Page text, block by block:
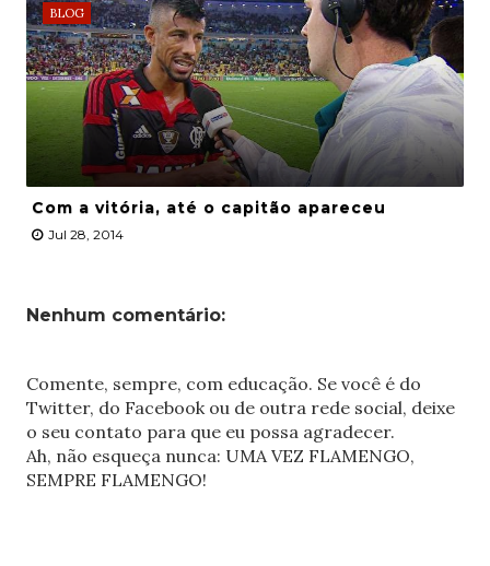
BLOG
Com a vitória, até o capitão apareceu
Jul 28, 2014
Nenhum comentário:
Comente, sempre, com educação. Se você é do
Twitter, do Facebook ou de outra rede social, deixe
o seu contato para que eu possa agradecer.
Ah, não esqueça nunca: UMA VEZ FLAMENGO,
SEMPRE FLAMENGO!